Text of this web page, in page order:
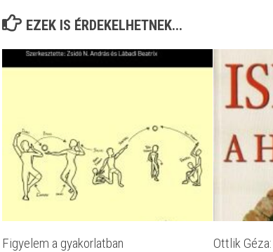
EZEK IS ÉRDEKELHETNEK...
Figyelem a gyakorlatban Ottlik